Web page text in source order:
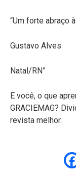
“Um forte abraço
Gustavo Alves
Natal/RN”
E você, o que
GRACIEMAG?
revista melhor.